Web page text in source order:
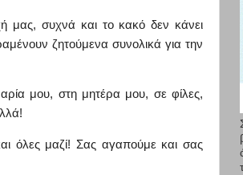
μας, συχνά και το κακό δεν κάνει
ζητούμενα συνολικά για την
μου, στη μητέρα μου, σε φίλες,
όλες μαζί! Σας αγαπούμε και σας